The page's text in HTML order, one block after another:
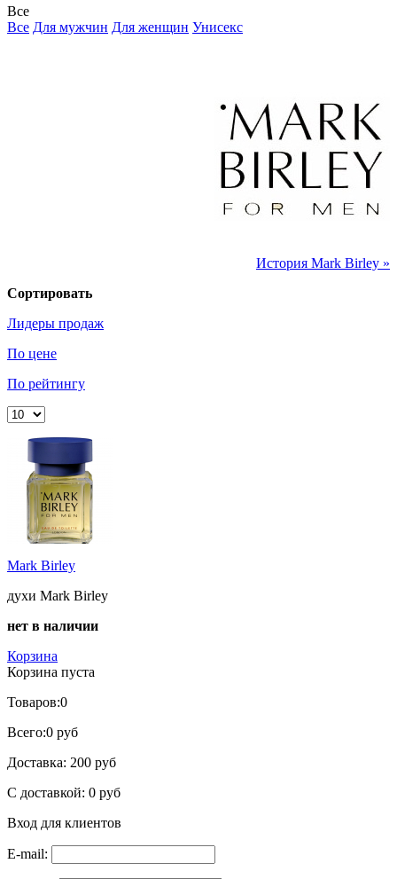
Все
Все Для мужчин Для женщин Унисекс
История Mark Birley »
Сортировать
Лидеры продаж
По цене
По рейтингу
Mark Birley
духи Mark Birley
нет в наличии
Корзина
Корзина пуста
Товаров:0
Всего:0 руб
Доставка: 200 руб
С доставкой: 0 руб
Вход для клиентов
E-mail: